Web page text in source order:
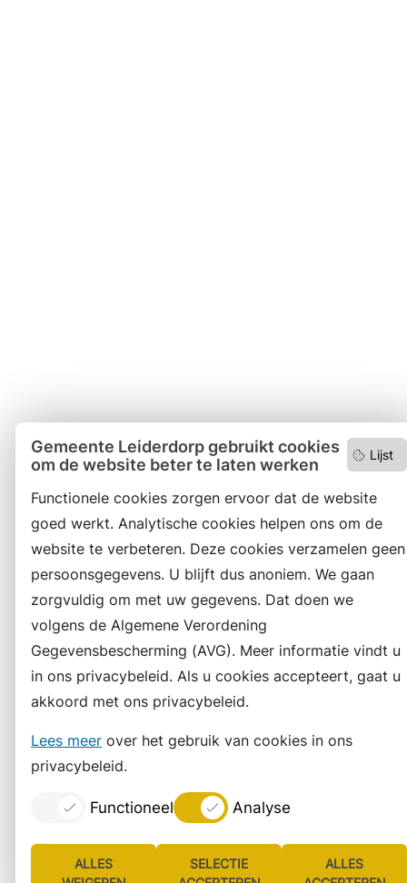
Lijst
Gemeente Leiderdorp gebruikt cookies
om de website beter te laten werken
Functionele cookies zorgen ervoor dat de website
goed werkt. Analytische cookies helpen ons om de
website te verbeteren. Deze cookies verzamelen geen
persoonsgegevens. U blijft dus anoniem. We gaan
zorgvuldig om met uw gegevens. Dat doen we
volgens de Algemene Verordening
Gegevensbescherming (AVG). Meer informatie vindt u
in ons privacybeleid. Als u cookies accepteert, gaat u
akkoord met ons privacybeleid.
Lees meer over het gebruik van cookies in ons
privacybeleid.
Functioneel Analyse
ALLES
SELECTIE
ALLES